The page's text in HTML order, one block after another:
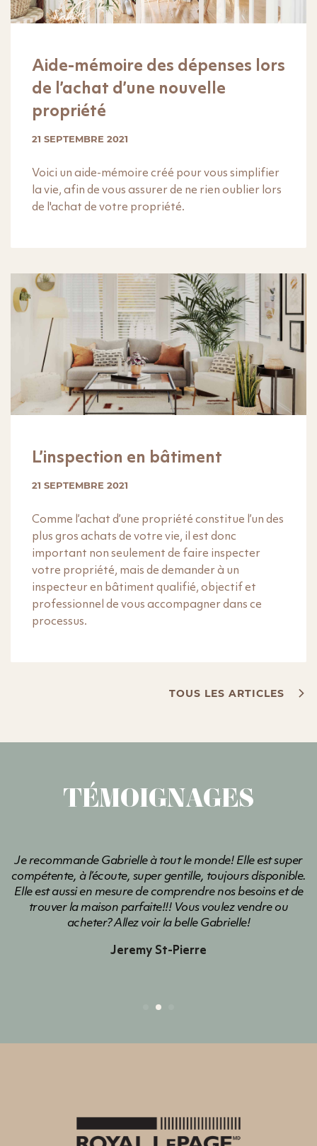
Aide-mémoire des dépenses lors
de l’achat d’une nouvelle
propriété
21 SEPTEMBRE 2021
Voici un aide-mémoire créé pour vous simplifier
la vie, afin de vous assurer de ne rien oublier lors
de l'achat de votre propriété.
L’inspection en bâtiment
21 SEPTEMBRE 2021
Comme l’achat d’une propriété constitue l’un des
plus gros achats de votre vie, il est donc
important non seulement de faire inspecter
votre propriété, mais de demander à un
inspecteur en bâtiment qualifié, objectif et
professionnel de vous accompagner dans ce
processus.
TOUS LES ARTICLES
TÉMOIGNAGES
est super
et de
ou
Gabrielle a été d'une énorme aide dans tout
de ma première propriété. Elle m'a mise en
rapidement et mes parents également. Elle
plusieurs conseils pertinents. Merci pour
travail!!!!
Kim Houde